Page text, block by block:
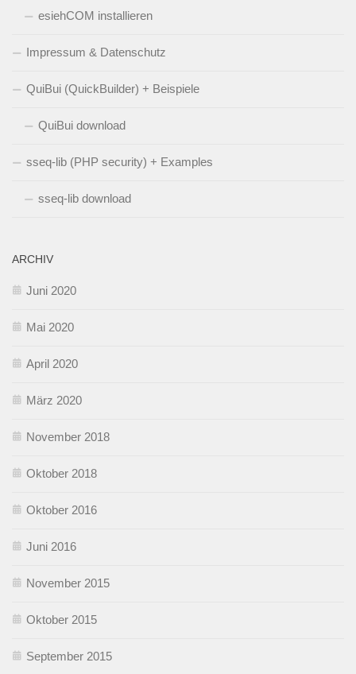
esiehCOM installieren
Impressum & Datenschutz
QuiBui (QuickBuilder) + Beispiele
QuiBui download
sseq-lib (PHP security) + Examples
sseq-lib download
ARCHIV
Juni 2020
Mai 2020
April 2020
März 2020
November 2018
Oktober 2018
Oktober 2016
Juni 2016
November 2015
Oktober 2015
September 2015